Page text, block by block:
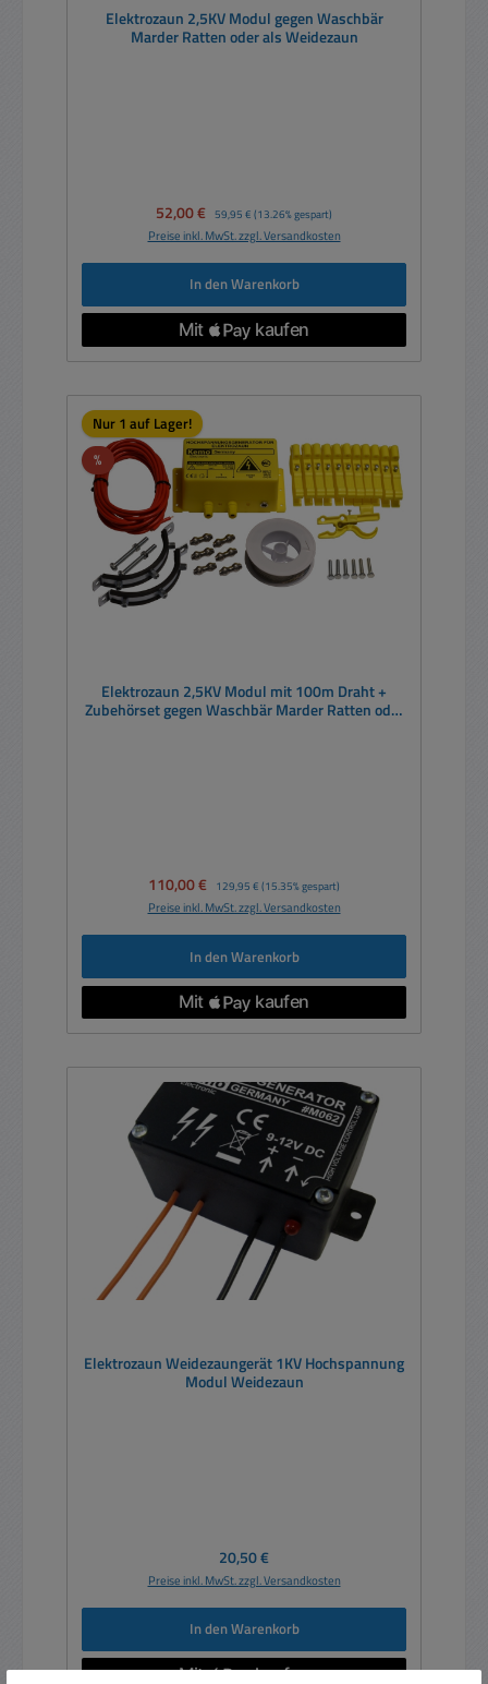
Elektrozaun 2,5KV Modul gegen Waschbär
Marder Ratten oder als Weidezaun
Verkaufspreis:
52,00 € Regulärer Preis:
59,95 € (13.26% gespart)
Preise inkl. MwSt. zzgl. Versandkosten
In den Warenkorb
Nur 1 auf Lager!
%Rabatt
Elektrozaun 2,5KV Modul mit 100m Draht +
Zubehörset gegen Waschbär Marder Ratten oder
Verkaufspreis:
110,00 € Regulärer Preis:
129,95 € (15.35% gespart)
Preise inkl. MwSt. zzgl. Versandkosten
In den Warenkorb
Elektrozaun Weidezaungerät 1KV Hochspannung
Modul Weidezaun
Regulärer Preis:
20,50 €
Preise inkl. MwSt. zzgl. Versandkosten
In den Warenkorb